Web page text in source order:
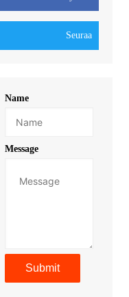
Seuraa
Name
Message